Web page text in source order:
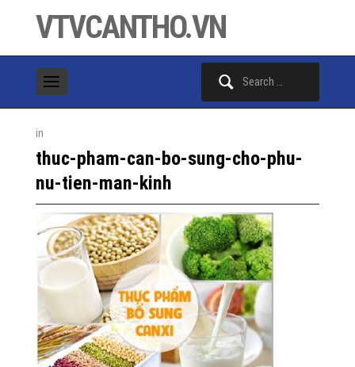
VTVCANTHO.VN
in
thuc-pham-can-bo-sung-cho-phu-
nu-tien-man-kinh